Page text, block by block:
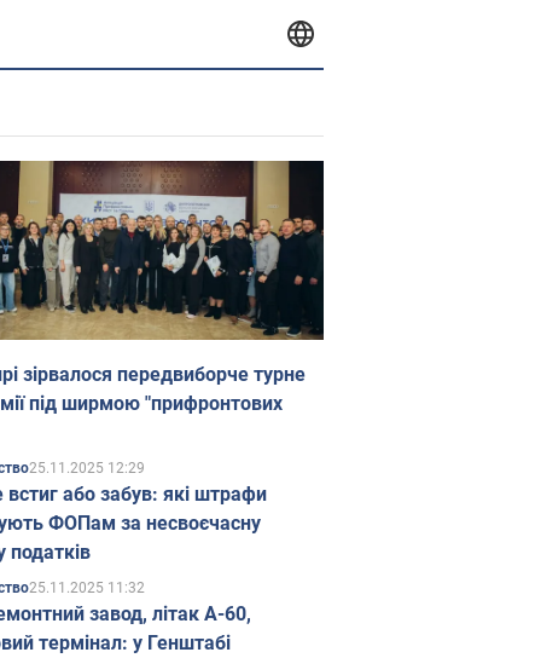
зірвалося передвиборче турне
під ширмою "прифронтових
25.11.2025 12:29
встиг або забув: які штрафи
ФОПам за несвоєчасну
податків
25.11.2025 11:32
завод, літак А-60,
термінал: у Генштабі